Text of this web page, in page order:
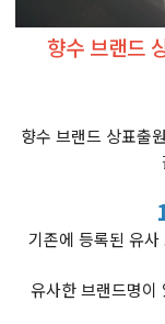
향수 브랜드
향수 브랜드 상표출
기존에 등록된 유
유사한 브랜드명이